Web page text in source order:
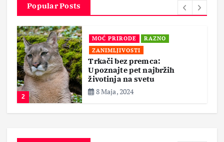
Popular Posts
2
MOĆ PRIRODE
RAZNO
ZANIMLJIVOSTI
Trkači bez premca:
Upoznajte pet najbržih
životinja na svetu
8 Maja, 2024